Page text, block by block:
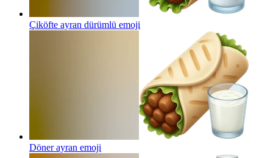
Çiköfte ayran dürümlü emoji
Döner ayran emoji